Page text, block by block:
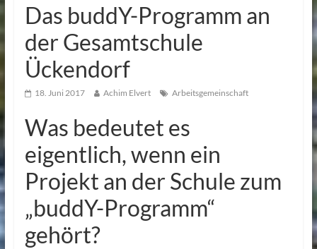
Das buddY-Programm an
der Gesamtschule
Ückendorf
18. Juni 2017 Achim Elvert Arbeitsgemeinschaft
Was bedeutet es
eigentlich, wenn ein
Projekt an der Schule zum
„buddY-Programm“
gehört?